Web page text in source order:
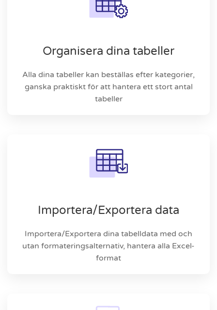
Organisera dina tabeller
Alla dina tabeller kan beställas efter kategorier,
ganska praktiskt för att hantera ett stort antal
tabeller
Importera/Exportera data
Importera/Exportera dina tabelldata med och
utan formateringsalternativ, hantera alla Excel-
format